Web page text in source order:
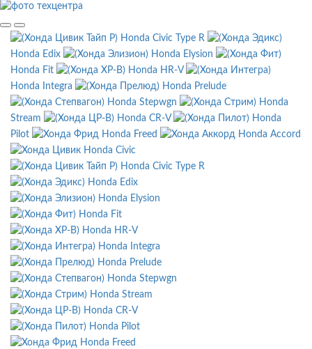
Honda Civic Type R
Honda Edix
Honda Elysion
Honda Fit
Honda HR-V
Honda Integra
Honda Prelude
Honda Stepwgn
Honda
Stream
Honda CR-V
Honda
Pilot
Honda Freed
Honda Accord
Honda Civic
Honda Civic Type R
Honda Edix
Honda Elysion
Honda Fit
Honda HR-V
Honda Integra
Honda Prelude
Honda Stepwgn
Honda Stream
Honda CR-V
Honda Pilot
Honda Freed